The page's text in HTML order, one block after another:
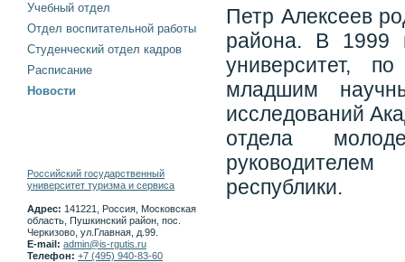
Петр Алексеев
района. В 1999
университет,
младшим
исследований
отдела
республики.
Учебный отдел
Отдел воспитательной работы
Студенческий отдел кадров
Расписание
Новости
Российский государственный
университет туризма и сервиса
Адрес: 141221, Россия, Московская
область, Пушкинский район, пос.
Черкизово, ул.Главная, д.99.
E-mail: admin@is-rgutis.ru
Телефон: +7 (495) 940-83-60